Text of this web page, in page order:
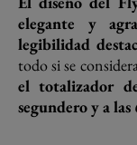
elegante y
legibilidad
todo si se
el totalizador
segundero y a